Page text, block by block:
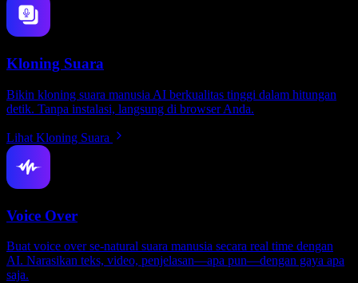
Kloning Suara
Bikin kloning suara manusia AI berkualitas tinggi dalam hitungan
detik. Tanpa instalasi, langsung di browser Anda.
Lihat Kloning Suara
Voice Over
Buat voice over se-natural suara manusia secara real time dengan
AI. Narasikan teks, video, penjelasan—apa pun—dengan gaya apa
saja.